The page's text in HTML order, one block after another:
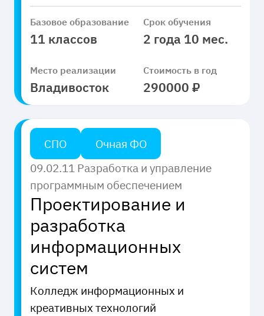
Базовое образование
11 классов
Срок обучения
2 года 10 мес.
Место реализации
Владивосток
Стоимость в год
290000 ₽
СПО
Очная ФО
09.02.11 Разработка и управление
программным обеспечением
Проектирование и
разработка
информационных
систем
Колледж информационных и
креативных технологий